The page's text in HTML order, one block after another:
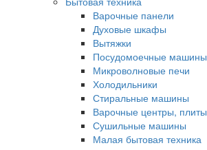
Варочные панели
Духовые шкафы
Вытяжки
Посудомоечные машины
Микроволновые печи
Холодильники
Стиральные машины
Варочные центры, плиты
Сушильные машины
Малая бытовая техника